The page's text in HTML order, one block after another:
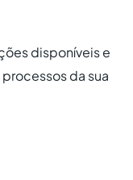
disponíveis e
da sua